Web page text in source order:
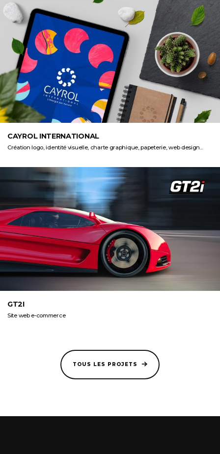
CAYROL INTERNATIONAL
Création logo, identité visuelle, charte graphique, papeterie, web design...
GT2I
Site web e-commerce
TOUS LES PROJETS